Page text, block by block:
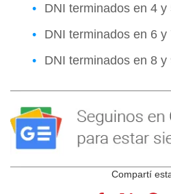
DNI terminados en 4 y
DNI terminados en 6 y
DNI terminados en 8 y